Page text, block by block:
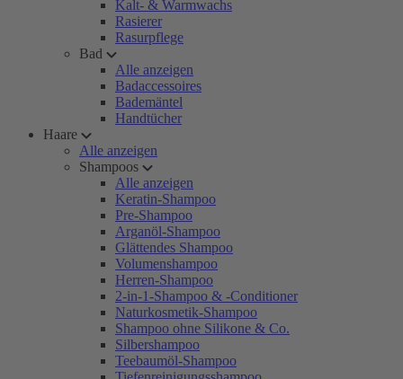
Kalt- & Warmwachs
Rasierer
Rasurpflege
Bad
Alle anzeigen
Badaccessoires
Bademäntel
Handtücher
Haare
Alle anzeigen
Shampoos
Alle anzeigen
Keratin-Shampoo
Pre-Shampoo
Arganöl-Shampoo
Glättendes Shampoo
Volumenshampoo
Herren-Shampoo
2-in-1-Shampoo & -Conditioner
Naturkosmetik-Shampoo
Shampoo ohne Silikone & Co.
Silbershampoo
Teebaumöl-Shampoo